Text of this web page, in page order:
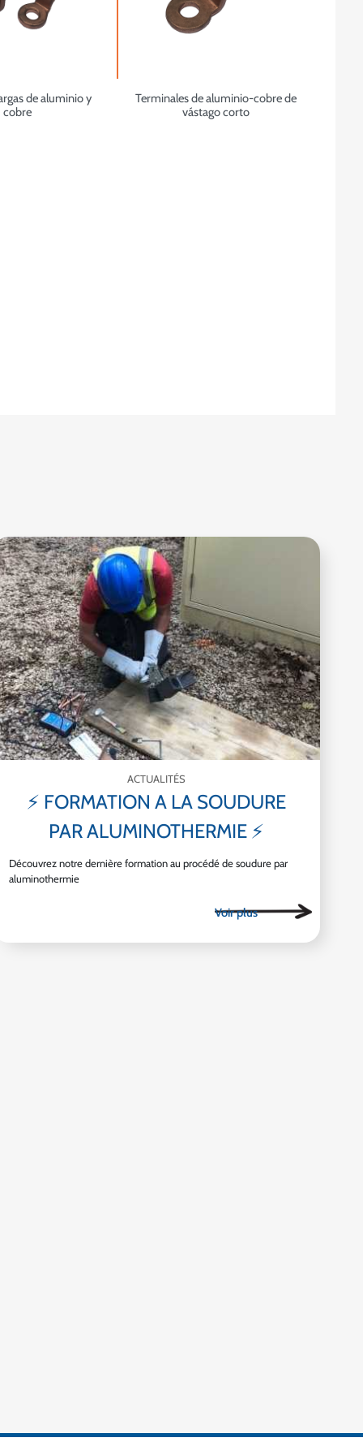
de aluminio y
cobre
Terminales de aluminio-cobre de
vástago corto
ACTUALITÉS
⚡ FORMATION A LA SOUDURE
PAR ALUMINOTHERMIE ⚡
Découvrez notre dernière formation au procédé de soudure par
aluminothermie